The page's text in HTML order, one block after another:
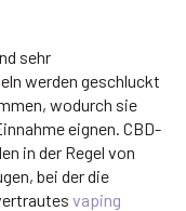
sehr
werden geschluckt
wodurch sie
eignen. CBD-
in der Regel von
bei der die
vaping